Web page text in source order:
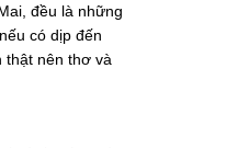
đều là những
có dịp đến
thật nên thơ và